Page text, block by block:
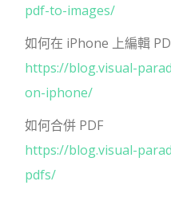
pdf-to-images/
如何在 iPhone 上編輯
https://blog.visual-
on-iphone/
如何合併 PDF
https://blog.visual-
pdfs/